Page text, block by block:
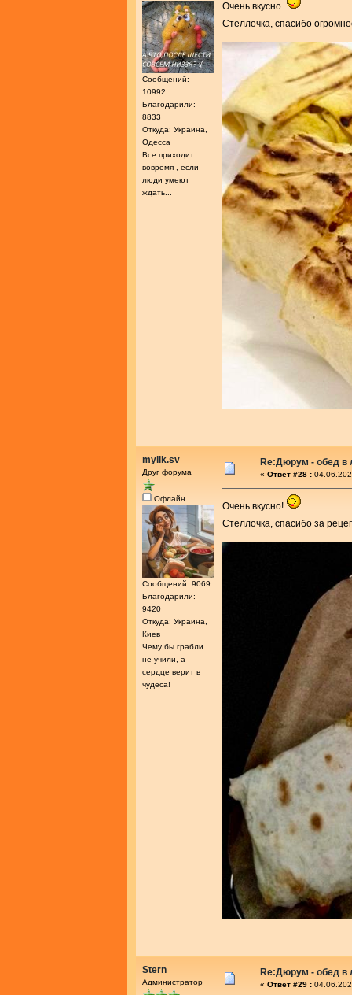
Сообщений:
10992
Благодарили:
8833
Откуда: Украина,
Одесса
Все приходит
вовремя , если
люди умеют
ждать...
Очень вкусно
Стеллочка, спасибо
mylik.sv
Друг форума
Офлайн
Сообщений: 9069
Благодарили:
9420
Откуда: Украина,
Киев
Чему бы грабли
не учили, а
сердце верит в
чудеса!
Re:Дюрум - обед в
« Ответ #28 :
Очень вкусно!
Стеллочка, спасибо за
Stern
Администратор
Re:Дюрум - обед в
« Ответ #29 :